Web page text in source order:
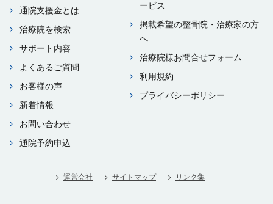
通院⽀援⾦とは
治療院を検索
サポート内容
よくあるご質問
お客様の声
新着情報
お問い合わせ
通院予約申込
ービス
掲載希望の整⾻院・治療家の⽅
へ
治療院様お問合せフォーム
利⽤規約
プライバシーポリシー
運営会社 サイトマップ リンク集